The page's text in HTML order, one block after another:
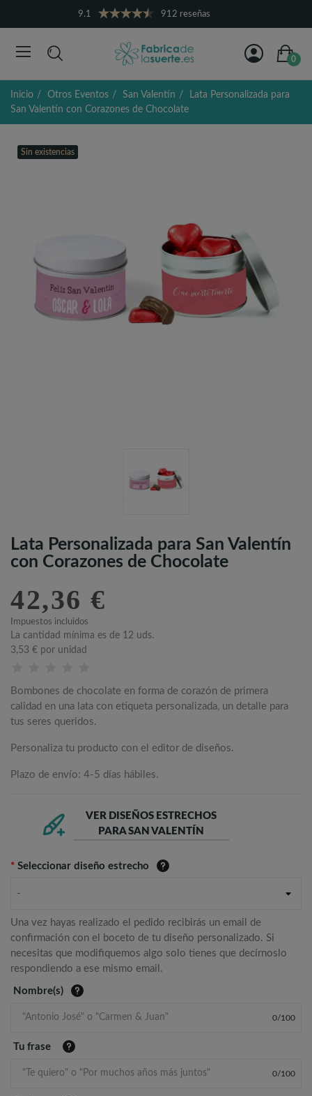
9.1 912 reseñas
0
Inicio Otros Eventos San Valentín
Lata Personalizada para
San Valentín con Corazones de Chocolate
Sin existencias
Lata Personalizada para San Valentín
con Corazones de Chocolate
42,36 €
Impuestos incluidos
La cantidad mínima es de 12 uds.
3,53 € por unidad
Bombones de chocolate en forma de corazón de primera
calidad en una lata con etiqueta personalizada, un detalle para
tus seres queridos.
Personaliza tu producto con el editor de diseños.
Plazo de envío: 4-5 días hábiles.
VER DISEÑOS ESTRECHOS
PARA SAN VALENTÍN
* Seleccionar diseño estrecho
-
Una vez hayas realizado el pedido recibirás un email de
confirmación con el boceto de tu diseño personalizado. Si
necesitas que modifiquemos algo solo tienes que decírnoslo
respondiendo a ese mismo email.
Nombre(s)
0/100
Tu frase
0/100